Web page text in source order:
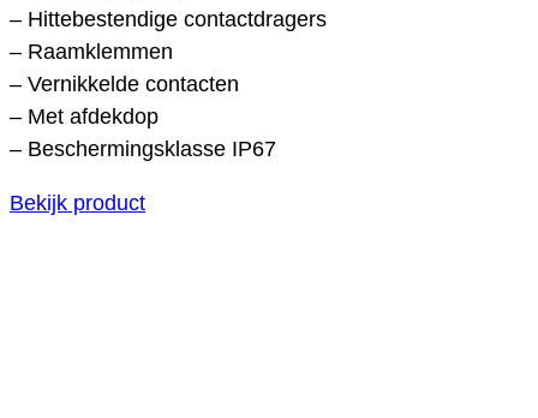
– Hittebestendige contactdragers
– Raamklemmen
– Vernikkelde contacten
– Met afdekdop
– Beschermingsklasse IP67
Bekijk product